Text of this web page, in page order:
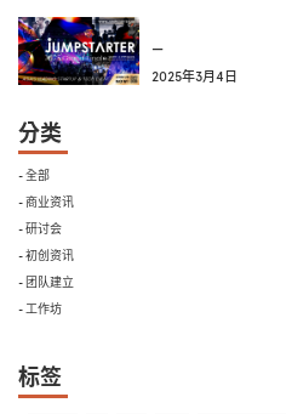
—
2025年3月4日
分类
- 全部
- 商业资讯
- 研讨会
- 初创资讯
- 团队建立
- 工作坊
标签